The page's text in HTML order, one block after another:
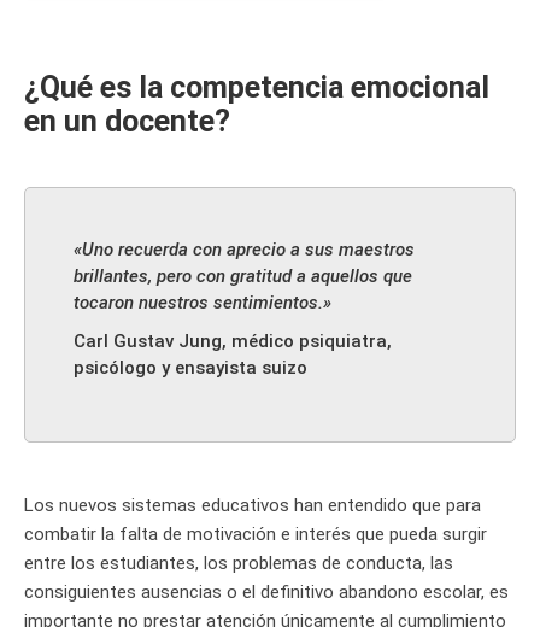
¿Qué es la competencia emocional
en un docente?
«Uno recuerda con aprecio a sus maestros
brillantes, pero con gratitud a aquellos que
tocaron nuestros sentimientos.»
Carl Gustav Jung, médico psiquiatra,
psicólogo y ensayista suizo
Los nuevos sistemas educativos han entendido que para
combatir la falta de motivación e interés que pueda surgir
entre los estudiantes, los problemas de conducta, las
consiguientes ausencias o el definitivo abandono escolar, es
importante no prestar atención únicamente al cumplimiento